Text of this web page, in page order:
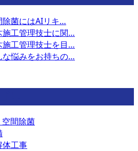
除菌にはAIリキ…
施工管理技士に関…
施工管理技士を目…
な悩みをお持ちの…
間除菌
体工事